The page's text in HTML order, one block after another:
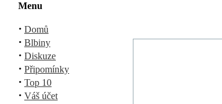
Menu
· Domů
· Blbiny
· Diskuze
· Připomínky
· Top 10
· Váš účet